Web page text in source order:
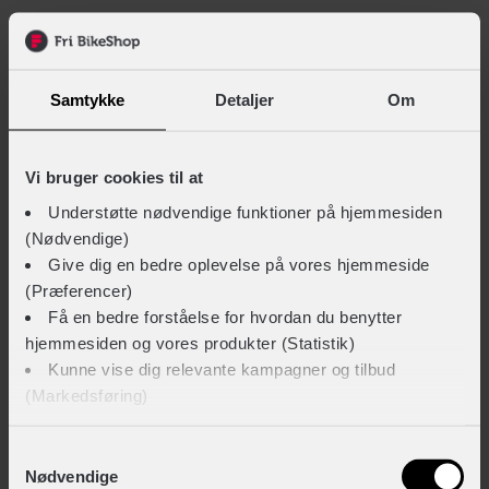
Samtykke Detaljer Om
Vi bruger cookies til at
Understøtte nødvendige funktioner på hjemmesiden
(Nødvendige)
Give dig en bedre oplevelse på vores hjemmeside
(Præferencer)
Få en bedre forståelse for hvordan du benytter
hjemmesiden og vores produkter (Statistik)
Kunne vise dig relevante kampagner og tilbud
(Markedsføring)
cookies til alle disse formål. Du kan også bruge
Nødvendige
Hovedprodukt ID
Sikkerheds- og producentinfo
TEKNISKE SPECIFIKATIONER
Funktioner
Brillestangsspids-system: Bloksystem
Linsetype
Spejlet